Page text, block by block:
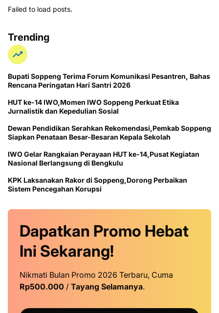
Failed to load posts.
Trending
Bupati Soppeng Terima Forum Komunikasi Pesantren, Bahas
Rencana Peringatan Hari Santri 2026
HUT ke-14 IWO,Momen IWO Soppeng Perkuat Etika
Jurnalistik dan Kepedulian Sosial
Dewan Pendidikan Serahkan Rekomendasi,Pemkab Soppeng
Siapkan Penataan Besar-Besaran Kepala Sekolah
IWO Gelar Rangkaian Perayaan HUT ke-14,Pusat Kegiatan
Nasional Berlangsung di Bengkulu
KPK Laksanakan Rakor di Soppeng,Dorong Perbaikan
Sistem Pencegahan Korupsi
Dapatkan Promo Hebat
Ini Sekarang!
Nikmati Bulan Promo 2026 Terbaru, Cuma
Rp500.000 / Tayang Selamanya.